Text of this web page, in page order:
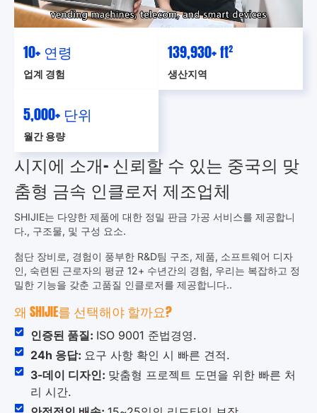
업계 경험
10+ 연령
생산지역
139,930+ ft²
월간 용량
5,000+ 단위
시지에 소개- 신뢰할 수 있는 중국의 맞
춤형 금속 인클로저 제조업체
SHIJIE는 다양한 제품에 대한 정밀 판금 가공 서비스를 제공합니
다., 구조물, 및 구성 요소.
첨단 장비로, 경험이 풍부한 R&D팀 구조, 제품, 소프트웨어 디자
인, 숙련된 근로자의 평균 12+ 수년간의 경험, 우리는 복잡하고 정
밀한 기능을 갖춘 고품질 인클로저를 제공합니다..
왜 SHIJIE를 선택해야 할까요?
인증된 품질: ISO 9001 준법경영.
24h 응답: 요구 사항 확인 시 빠른 견적.
3-데이 디자인: 맞춤형 프로젝트 도면을 위한 빠른 처
리 시간.